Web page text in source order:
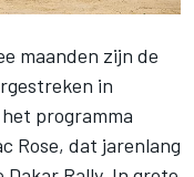
maanden zijn de
in
programma
Rose, dat jarenlang